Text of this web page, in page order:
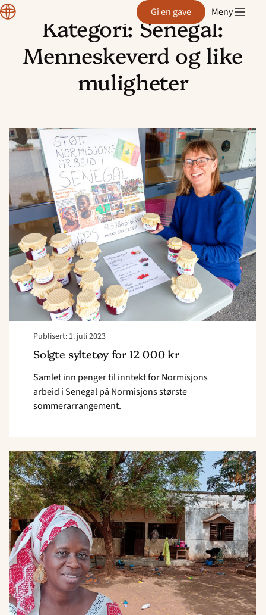
innhold
Normisjon Gi en gave Meny
Kategori:Senegal:
Menneskeverd og like
muligheter
Publisert: 1. juli 2023
Solgte syltetøy for 12 000 kr
Samlet inn penger til inntekt for Normisjons
arbeid i Senegal på Normisjons største
sommerarrangement.
Read
article
"Solgte
syltetøy
for
12
000
kr"
Read
article
"Drømmen
om
et
nytt
barnehjem"